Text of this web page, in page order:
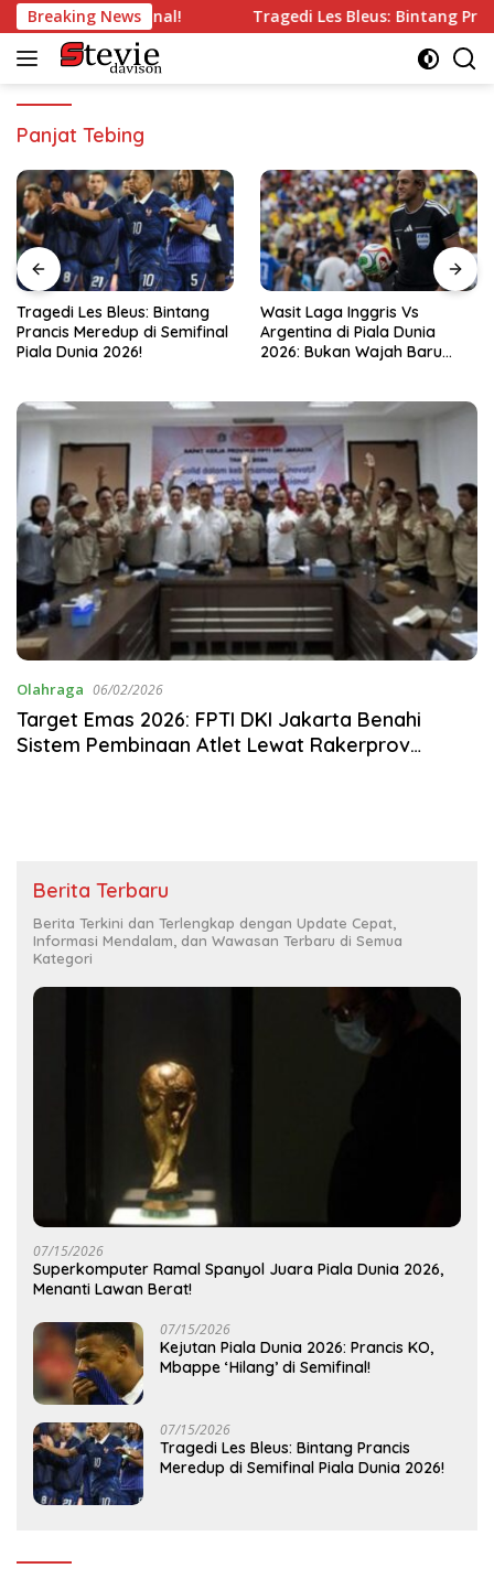
Langsung
ke
konten
Breaking News
di Semifinal! Tragedi Les Bleus: Bintang Prancis
Panjat Tebing
Bintang
Semifinal
Wasit Laga Inggris Vs
Argentina di Piala Dunia
2026: Bukan Wajah Baru
Drama Transfer
Dari Bandung ke
Kemayoran!
Olahraga 06/02/2026
Target Emas 2026: FPTI DKI Jakarta Benahi
Sistem Pembinaan Atlet Lewat Rakerprov
Berita Terbaru
Berita Terkini dan Terlengkap dengan Update Cepat,
Informasi Mendalam, dan Wawasan Terbaru di Semua
Kategori
07/15/2026
Superkomputer Ramal Spanyol Juara Piala Dunia 2026,
Menanti Lawan Berat!
07/15/2026
Kejutan Piala Dunia 2026: Prancis KO,
Mbappe ‘Hilang’ di Semifinal!
07/15/2026
Tragedi Les Bleus: Bintang Prancis
Meredup di Semifinal Piala Dunia 2026!